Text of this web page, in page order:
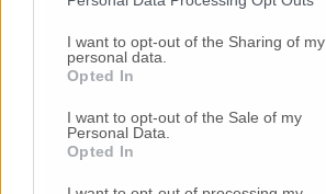
I want to opt-out of the Sharing of my
personal data.
Opted In
I want to opt-out of the Sale of my
Personal Data.
Opted In